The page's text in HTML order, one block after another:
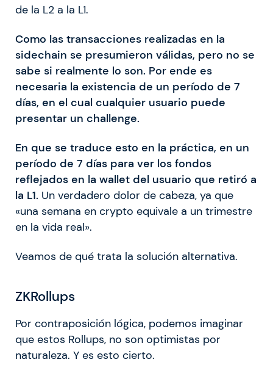
de la L2 a la L1.
Como las transacciones realizadas en la
sidechain se presumieron válidas, pero no se
sabe si realmente lo son. Por ende es
necesaria la existencia de un período de 7
días, en el cual cualquier usuario puede
presentar un challenge.
En que se traduce esto en la práctica, en un
período de 7 días para ver los fondos
reflejados en la wallet del usuario que retiró a
la L1. Un verdadero dolor de cabeza, ya que
«una semana en crypto equivale a un trimestre
en la vida real».
Veamos de qué trata la solución alternativa.
ZKRollups
Por contraposición lógica, podemos imaginar
que estos Rollups, no son optimistas por
naturaleza. Y es esto cierto.